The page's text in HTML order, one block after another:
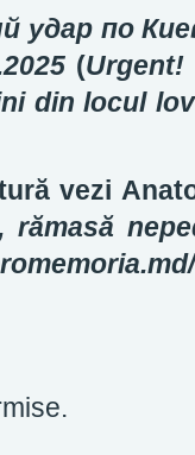
удар по
(Urgent!
din locul
vezi
rămasă